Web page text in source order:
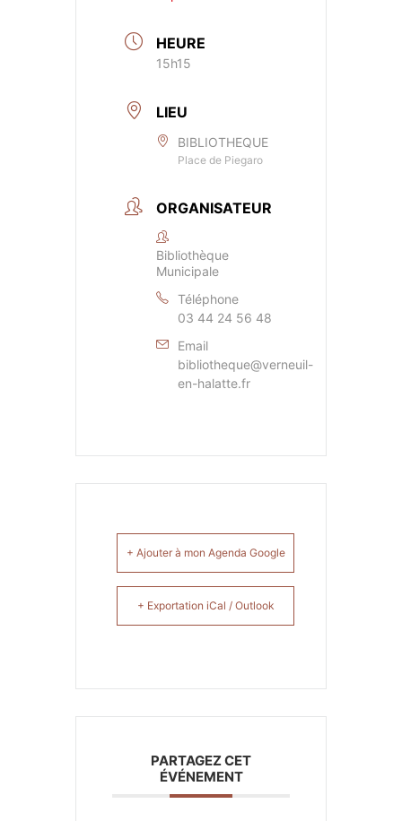
HEURE
15h15
LIEU
BIBLIOTHEQUE
Place de Piegaro
ORGANISATEUR
Bibliothèque
Municipale
Téléphone
03 44 24 56 48
Email
bibliotheque@verneuil-
en-halatte.fr
+ Ajouter à mon Agenda Google
+ Exportation iCal / Outlook
PARTAGEZ CET
ÉVÉNEMENT